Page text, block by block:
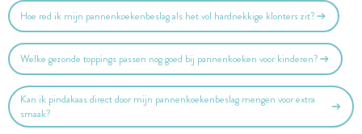
Hoe red ik mijn pannenkoekenbeslag als het vol hardnekkige klonters zit?
Welke gezonde toppings passen nog goed bij pannenkoeken voor kinderen?
Kan ik pindakaas direct door mijn pannenkoekenbeslag mengen voor extra
smaak?